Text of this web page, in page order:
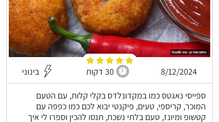
8/12/2024 30 דקות בינוני
ספייסי נאגטס כמו במקדונלדס בקלי קלות, עם הטעם
המוכר, קריספי, טעים, פיקנטי יבוא לכם כמו כפפה עם
קטשופ ומיונז, טעם בלתי נשכח, תנסו להכין וספרו לי איך